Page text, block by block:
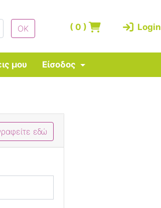
(0 ) Login
μου Είσοδος
εδώ